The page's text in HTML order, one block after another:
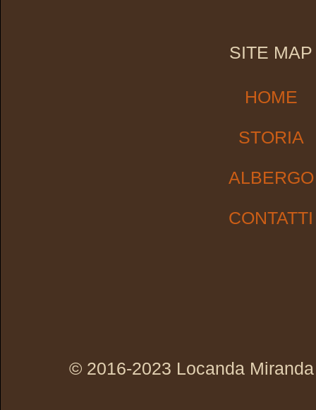
SITE MAP
HOME
STORIA
ALBERGO
CONTATTI
© 2016-2023 Locanda